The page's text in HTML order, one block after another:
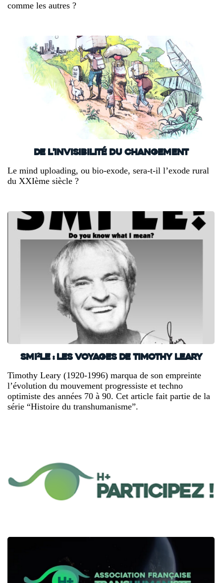
comme les autres ?
De l’invisibilité du changement
Le mind uploading, ou bio-exode, sera-t-il l’exode rural
du XXIème siècle ?
SMI²LE : les voyages de Timothy Leary
Timothy Leary (1920-1996) marqua de son empreinte
l’évolution du mouvement progressiste et techno
optimiste des années 70 à 90. Cet article fait partie de la
série “Histoire du transhumanisme”.